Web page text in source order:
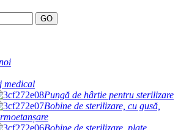
medical
Pungă de hârtie pentru sterilizare
Bobine de sterilizare, cu gusă,
Bobine de sterilizare, plate,